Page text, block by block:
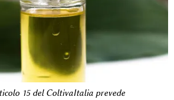
15 del ColtivaItalia prevede